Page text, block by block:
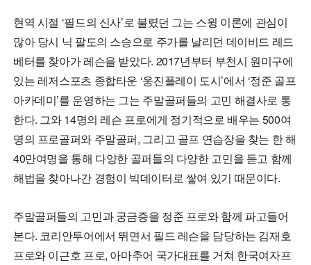
현역 시절 ‘필드의 신사’로 불렸던 그는 스윙 이론에 관심이
많아 당시 닉 팔도의 스승으로 주가를 날리던 데이비드 레드
베터를 찾아가 레슨을 받았다. 2017년부터 부천시 원미구에
있는 레저스포츠 종합타운 ‘웅진플레이 도시’에서 ‘정준 골프
아카데미’를 운영하는 그는 주말골퍼들의 고민 해결사로 통
한다. 그와 14명의 레슨 프로에게 정기적으로 배우는 500여
명의 프로골퍼와 주말골퍼, 그리고 골프 연습장을 찾는 한 해
40만여명을 통해 다양한 골퍼들의 다양한 고민을 듣고 함께
해법을 찾아나간 경험이 빅데이터로 쌓여 있기 때문이다.
주말골퍼들의 고민과 궁금증을 정준 프로와 함께 파고들어
본다. 코리안투어에서 뛰면서 필드 레슨을 담당하는 김재호
프로와 이근호 프로, 아마추어 국가대표를 거쳐 한국여자프